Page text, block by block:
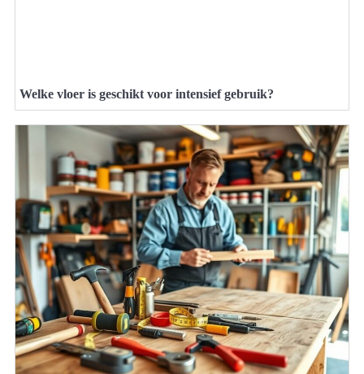
Welke vloer is geschikt voor intensief gebruik?